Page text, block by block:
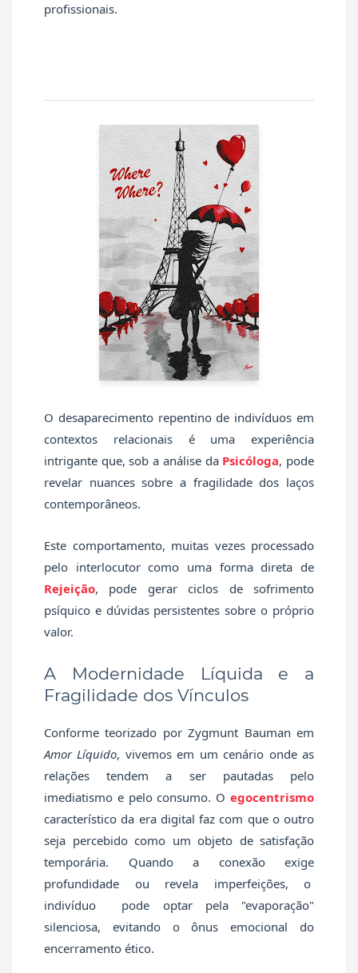
profissionais.
O desaparecimento repentino de indivíduos em
contextos relacionais é uma experiência
intrigante que, sob a análise da Psicóloga, pode
revelar nuances sobre a fragilidade dos laços
contemporâneos.
Este comportamento, muitas vezes processado
pelo interlocutor como uma forma direta de
Rejeição, pode gerar ciclos de sofrimento
psíquico e dúvidas persistentes sobre o próprio
valor.
A Modernidade Líquida e a
Fragilidade dos Vínculos
Conforme teorizado por Zygmunt Bauman em
Amor Líquido, vivemos em um cenário onde as
relações tendem a ser pautadas pelo
imediatismo e pelo consumo. O egocentrismo
característico da era digital faz com que o outro
seja percebido como um objeto de satisfação
temporária. Quando a conexão exige
profundidade ou revela imperfeições, o
indivíduo pode optar pela "evaporação"
silenciosa, evitando o ônus emocional do
encerramento ético.